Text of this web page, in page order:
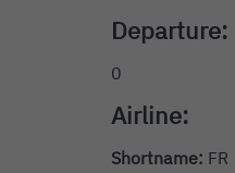
Departure:
0
Airline:
Shortname: FR